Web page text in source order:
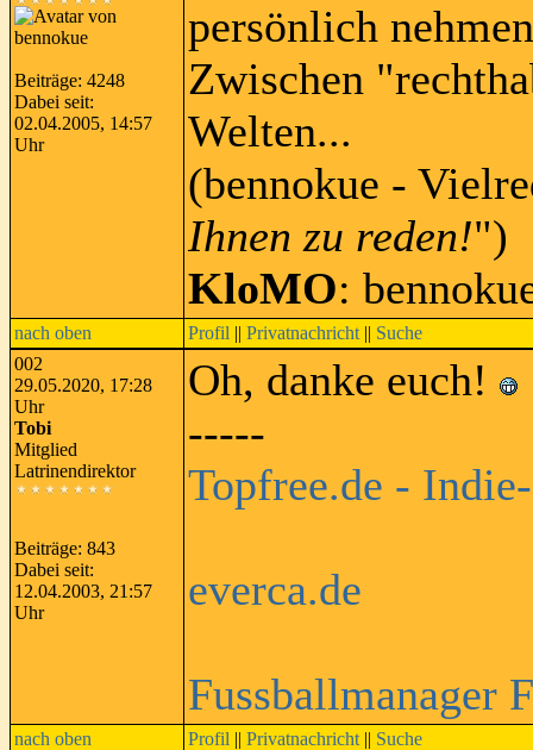
Beiträge: 4248
Dabei seit:
02.04.2005, 14:57
Uhr
persönlich
Zwischen
Welten...
(bennokue -
Ihnen zu reden!")
KloMO:
nach oben Profil || Privatnachricht || Suche
002
29.05.2020, 17:28
Uhr
Tobi
Mitglied
Latrinendirektor
Beiträge: 843
Dabei seit:
12.04.2003, 21:57
Uhr
Oh, danke euch!
-----
Topfree.de -
everca.de
Fussballmanager
nach oben Profil || Privatnachricht || Suche